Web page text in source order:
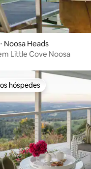
Noosa Heads
Little Cove Noosa
preferidos dos hóspedes
hóspedes